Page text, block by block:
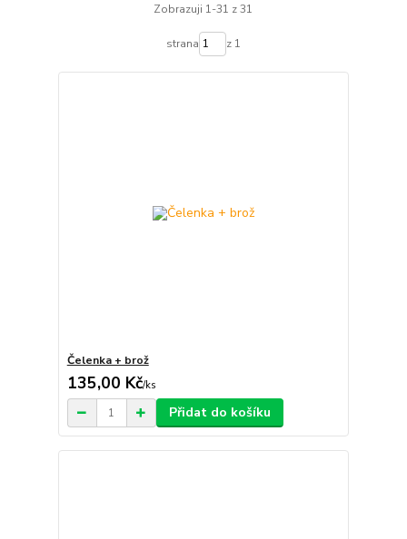
Zobrazuji 1-31 z 31
strana z 1
Čelenka + brož
135,00 Kč/ks
Přidat do košíku